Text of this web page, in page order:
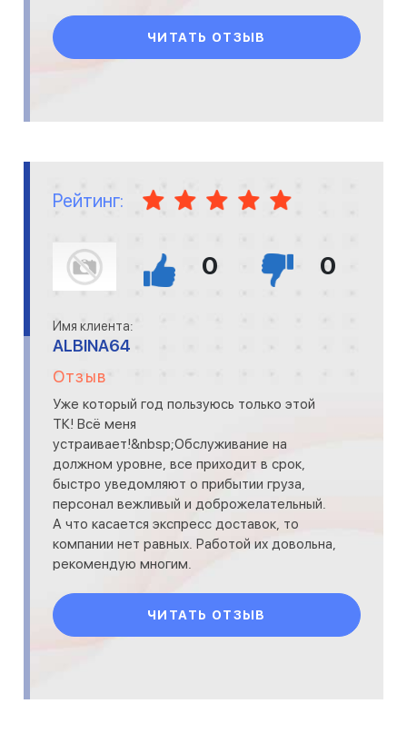
ЧИТАТЬ ОТЗЫВ
Рейтинг:
0 0
Имя клиента:
ALBINA64
Отзыв
Уже который год пользуюсь только этой
ТК! Всё меня
устраивает!&nbsp;Обслуживание на
должном уровне, все приходит в срок,
быстро уведомляют о прибытии груза,
персонал вежливый и доброжелательный.
А что касается экспресс доставок, то
компании нет равных. Работой их довольна,
рекомендую многим.
ЧИТАТЬ ОТЗЫВ